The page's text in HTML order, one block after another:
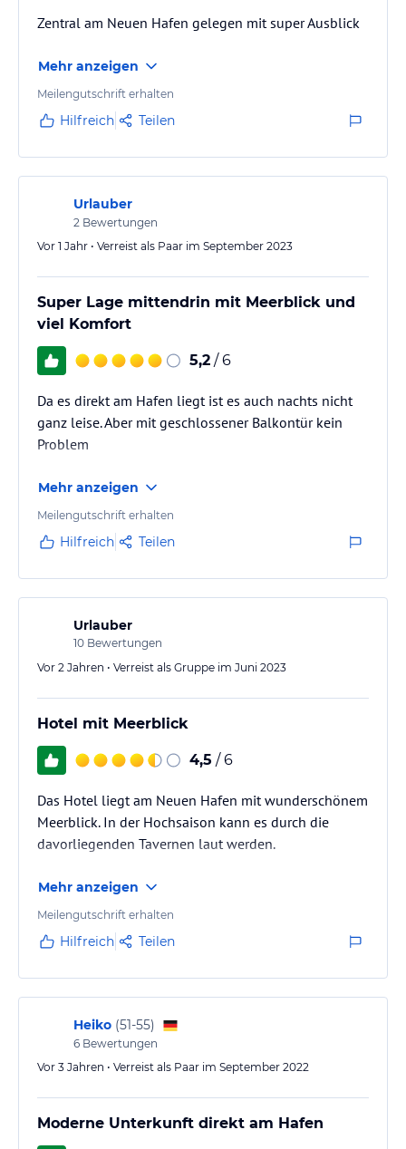
Hinweis: Verfasst von HolidayCheck mit Hilfe von KI. Alle
verbindlichenAngebotsdetails
Zentral am Neuen Hafen gelegen mit super Ausblick
Mehr anzeigen
Meilengutschrift erhalten
Hilfreich Teilen
Urlauber
2 Bewertungen
Vor 1 Jahr • Verreist als Paar im September 2023
Super Lage mittendrin mit Meerblick und
viel Komfort
5,2 / 6
Da es direkt am Hafen liegt ist es auch nachts nicht
ganz leise. Aber mit geschlossener Balkontür kein
Problem
Mehr anzeigen
Meilengutschrift erhalten
Hilfreich Teilen
Urlauber
10 Bewertungen
Vor 2 Jahren • Verreist als Gruppe im Juni 2023
Hotel mit Meerblick
4,5 / 6
Das Hotel liegt am Neuen Hafen mit wunderschönem
Meerblick. In der Hochsaison kann es durch die
davorliegenden Tavernen laut werden.
Mehr anzeigen
Meilengutschrift erhalten
Hilfreich Teilen
Heiko (51-55)
6 Bewertungen
Vor 3 Jahren • Verreist als Paar im September 2022
Moderne Unterkunft direkt am Hafen